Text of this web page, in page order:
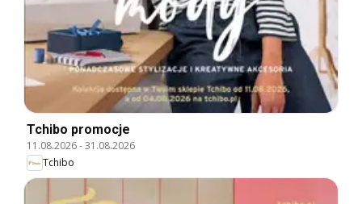
Tchibo promocje
11.08.2026-31.08.2026
Tchibo